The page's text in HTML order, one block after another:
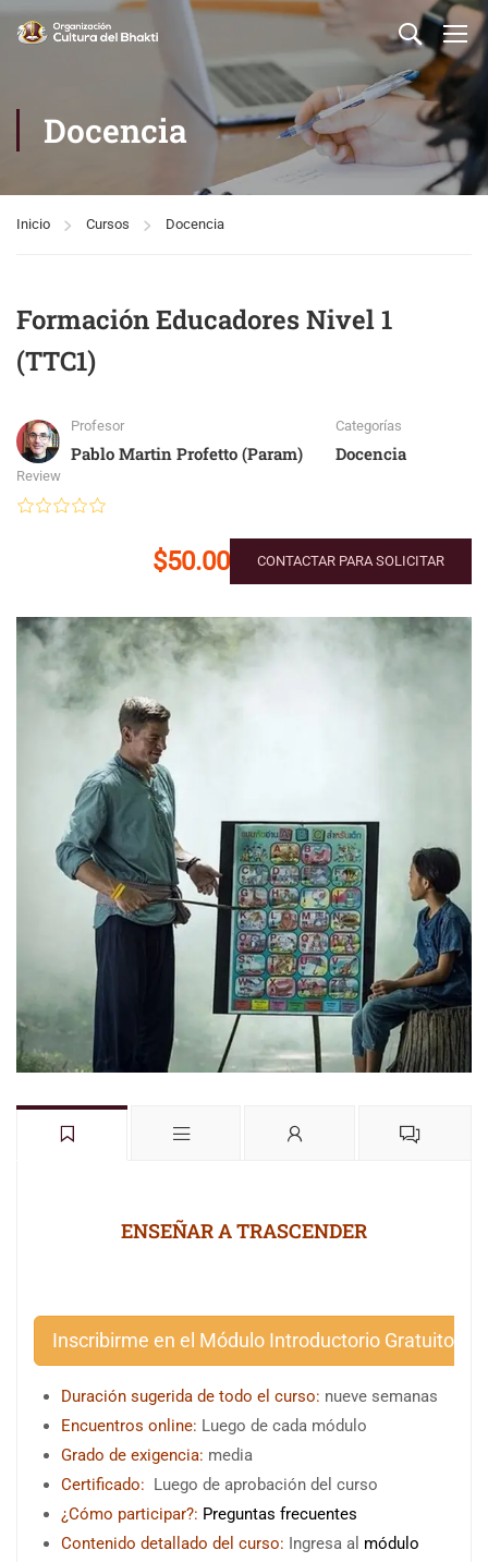
Docencia
Inicio Cursos Docencia
Formación Educadores Nivel 1
(TTC1)
Profesor
Pablo Martin Profetto (Param)
Categorías
Docencia
Review
$50.00 CONTACTAR PARA SOLICITAR
ENSEÑAR A TRASCENDER
Inscribirme en el Módulo Introductorio Gratuito
Duración sugerida de todo el curso: nueve semanas
Encuentros online: Luego de cada módulo
Grado de exigencia: media
Certificado: Luego de aprobación del curso
¿Cómo participar?: Preguntas frecuentes
Contenido detallado del curso: Ingresa al módulo